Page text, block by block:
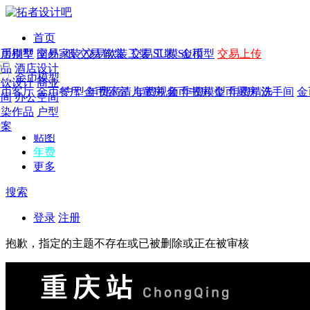
首页
发现
年费 作品 图纸 交易 软装 工装 SU模 金币
年费版块
费图纸 年费户型 年费高清 年费视频 年费模型 年费精选
作品
别墅 国外
酒店设计
设计 商业
办公空间
作品 户型
模型
模型 交易家装 交易软装 交易工装 SU模型 交易上传
金币模型
客厅 金币餐厅 金币卧室 儿童房 金币书房 金币厨房 洗手间 金
CAD
概念
贴图
年费
更多
搜索
登录 注册
抱歉，指定的主题不存在或已被删除或正在被审核